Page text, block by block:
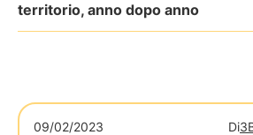
territorio, anno dopo anno
09/02/2023 Di